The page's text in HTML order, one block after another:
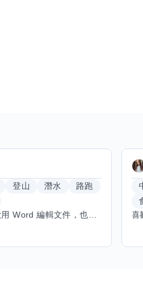
登山 潛水
路跑
我熱愛日文，日常中喜歡用 Word 編輯文件，也對創業有不少想法。希望能找到願意和我交換技能的朋友，我願意分享日文和辦公軟體技巧，期待學習手繪和烏克麗麗，感受不同的藝術魅力。年長帶來沉澱與耐心，願與你互相成長，一同探索新領域的喜悅。